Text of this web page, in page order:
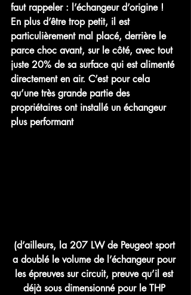
faut rappeler : l’échangeur d’origine !
En plus d’être trop petit, il est
particulièrement mal placé, derrière le
parce choc avant, sur le côté, avec tout
juste 20% de sa surface qui est alimenté
directement en air. C’est pour cela
qu’une très grande partie des
propriétaires ont installé un échangeur
plus performant
(d’ailleurs, la 207 LW de Peugeot sport
a doublé le volume de l’échangeur pour
les épreuves sur circuit, preuve qu’il est
déjà sous dimensionné pour le THP